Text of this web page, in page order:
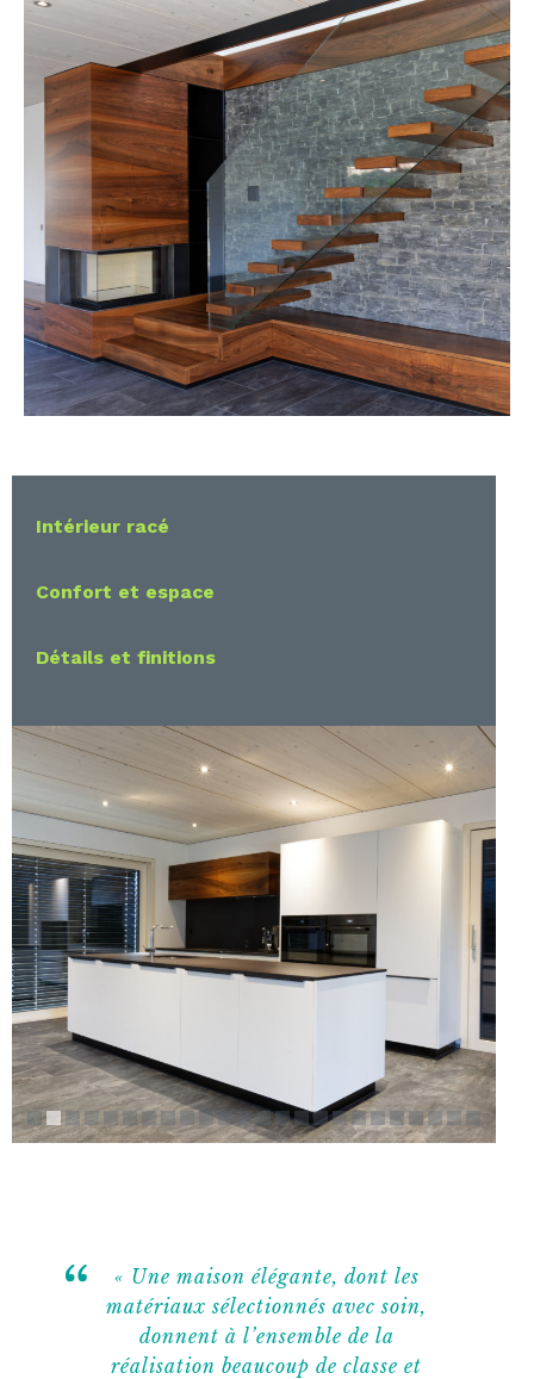
Intérieur racé
Confort et espace
Détails et finitions
« Une maison élégante, dont les
matériaux sélectionnés avec soin,
donnent à l’ensemble de la
réalisation beaucoup de classe et